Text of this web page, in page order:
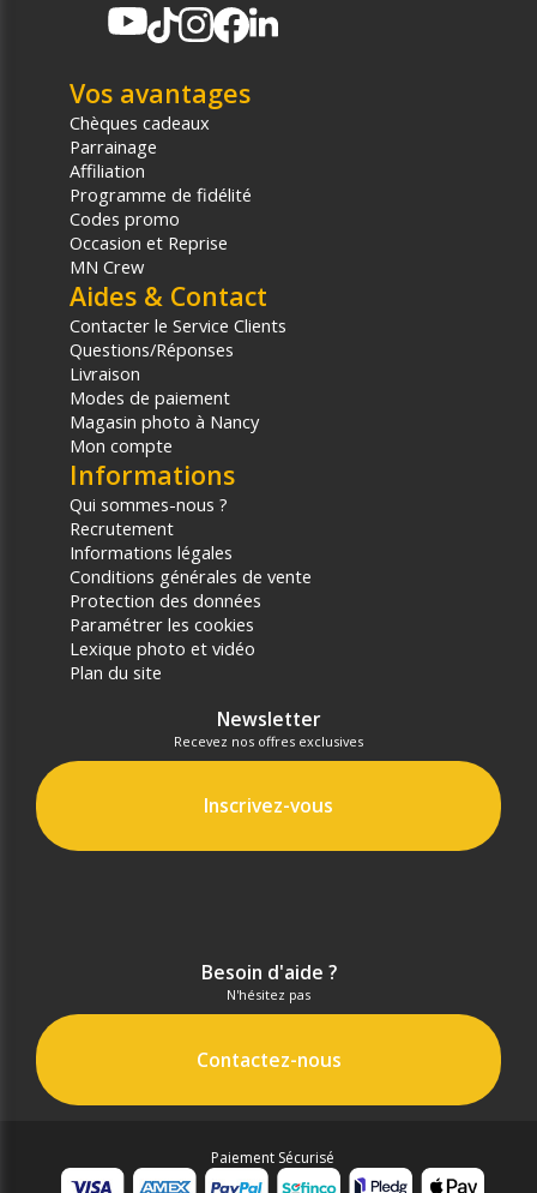
Vos avantages
Chèques cadeaux
Parrainage
Affiliation
Programme de fidélité
Codes promo
Occasion et Reprise
MN Crew
Aides & Contact
Contacter le Service Clients
Questions/Réponses
Livraison
Modes de paiement
Magasin photo à Nancy
Mon compte
Informations
Qui sommes-nous ?
Recrutement
Informations légales
Conditions générales de vente
Protection des données
Paramétrer les cookies
Lexique photo et vidéo
Plan du site
Newsletter
Recevez nos offres exclusives
Inscrivez-vous
Besoin d'aide ?
N'hésitez pas
Contactez-nous
Paiement Sécurisé